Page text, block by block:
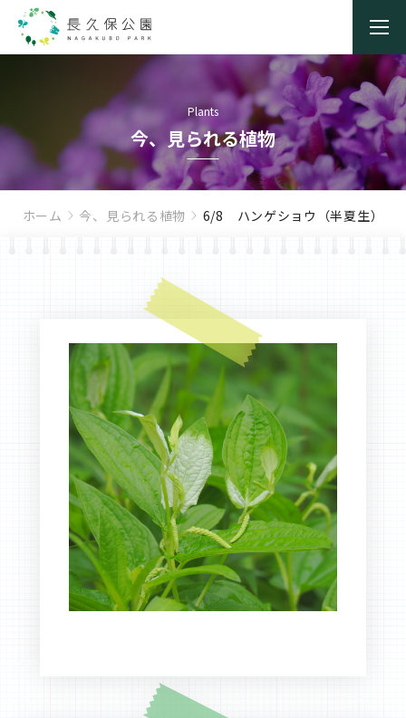
Plants
今、見られる植物
ホーム 今、見られる植物 6/8 ハンゲショウ（半夏生）